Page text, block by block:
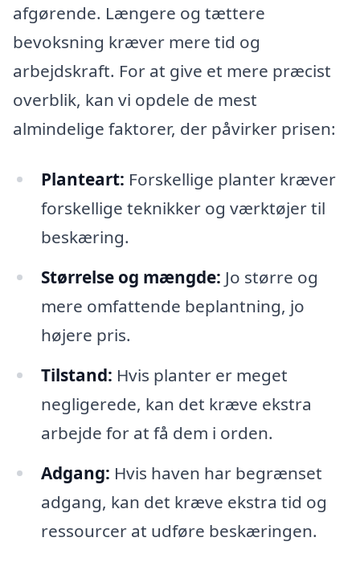
afgørende. Længere og tættere
bevoksning kræver mere tid og
arbejdskraft. For at give et mere præcist
overblik, kan vi opdele de mest
almindelige faktorer, der påvirker prisen:
Planteart: Forskellige planter kræver
forskellige teknikker og værktøjer til
beskæring.
Størrelse og mængde: Jo større og
mere omfattende beplantning, jo
højere pris.
Tilstand: Hvis planter er meget
negligerede, kan det kræve ekstra
arbejde for at få dem i orden.
Adgang: Hvis haven har begrænset
adgang, kan det kræve ekstra tid og
ressourcer at udføre beskæringen.